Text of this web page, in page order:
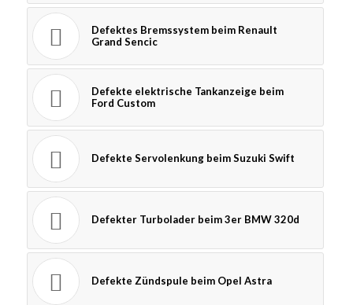
Defektes Bremssystem beim Renault
Grand Sencic
Defekte elektrische Tankanzeige beim
Ford Custom
Defekte Servolenkung beim Suzuki Swift
Defekter Turbolader beim 3er BMW 320d
Defekte Zündspule beim Opel Astra